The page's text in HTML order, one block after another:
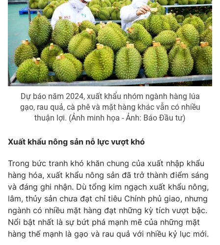
Sản phẩm
Thị trường
Tư vấn
Lịch phát sóng
Chuyên mục khác
Emagazine Podcast
Photo Infographic
VTV Money VTV Thể thao
VTV Sức khoẻ Bất động sản
Thị trường 24h Tấm lòng Việt
Dự báo năm 2024, xuất khẩu nhóm ngành hàng lúa
gạo, rau quả, cà phê và mặt hàng khác vẫn có nhiều
thuận lợi. (Ảnh minh họa - Ảnh: Báo Đầu tư)
Xuất khẩu nông sản nỗ lực vượt khó
Trong bức tranh khó khăn chung của xuất nhập khẩu
hàng hóa, xuất khẩu nông sản đã trở thành điểm sáng
và đáng ghi nhận. Dù tổng kim ngạch xuất khẩu nông,
lâm, thủy sản chưa đạt chỉ tiêu Chính phủ giao, nhưng
ngành có nhiều mặt hàng đạt những kỳ tích vượt bậc.
Nổi bật nhất là sự bứt phá mạnh mẽ của những mặt
hàng thế mạnh là gạo và rau quả với nhiều kỷ lục mới.